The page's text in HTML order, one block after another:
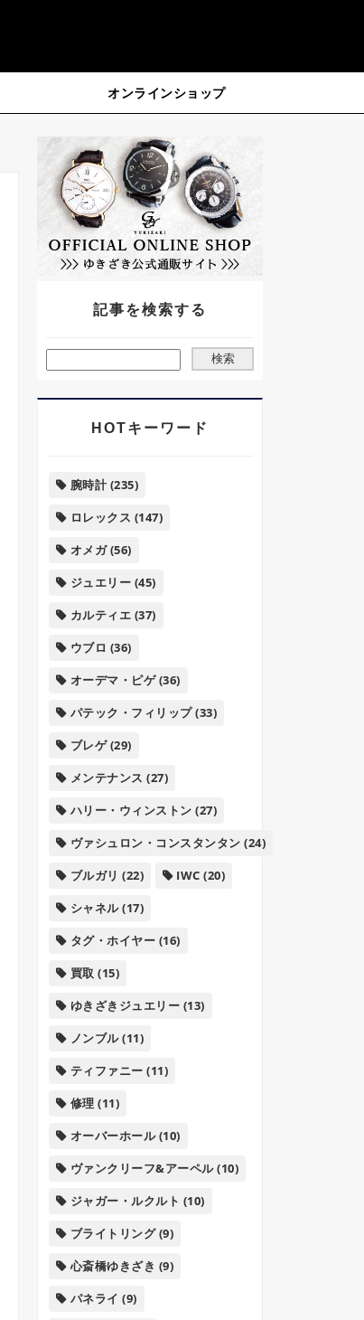
オンラインショップ
記事を検索する
HOTキーワード
腕時計 (235)
ロレックス (147)
オメガ(56)
ジュエリー (45)
カルティエ (37)
ウブロ (36)
オーデマ・ピゲ(36)
パテック・フィリップ(33)
ブレゲ(29)
メンテナンス (27)
ハリー・ウィンストン (27)
ヴァシュロン・コンスタンタン (24)
ブルガリ (22) IWC (20)
シャネル(17)
タグ・ホイヤー (16)
買取 (15)
ゆきざきジュエリー (13)
ノンブル(11)
ティファニー (11)
修理 (11)
オーバーホール(10)
ヴァンクリーフ&アーペル(10)
ジャガー・ルクルト (10)
ブライトリング(9)
心斎橋ゆきざき (9)
パネライ (9)